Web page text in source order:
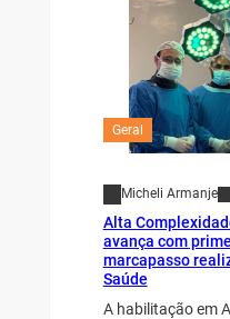
Geral
Micheli Armanje
Alta
avança com
marcapasso
Saúde
A habilitação em